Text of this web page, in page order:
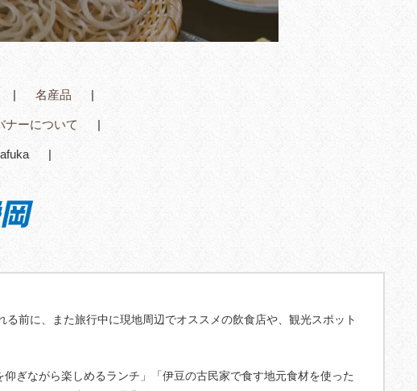
名産品
ナーについて
前に、また旅行中に現地周辺でオススメの飲食店や、観光スポット
ぎながら楽しめるランチ」「伊豆の古民家で食す地元食材を使った